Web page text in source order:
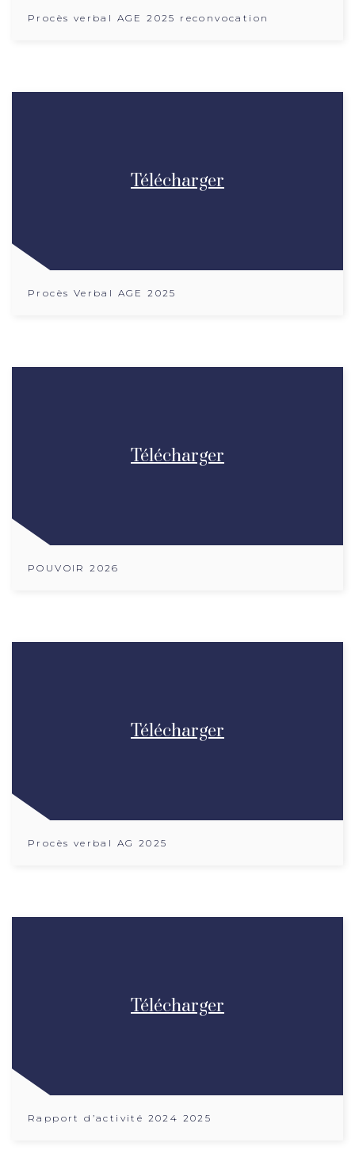
Procès verbal AGE 2025 reconvocation
Télécharger
Procès Verbal AGE 2025
Télécharger
POUVOIR 2026
Télécharger
Procès verbal AG 2025
Télécharger
Rapport d’activité 2024 2025